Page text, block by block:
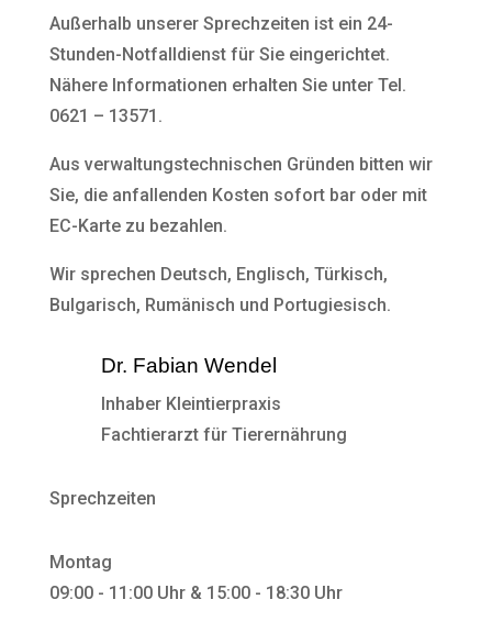
Außerhalb unserer Sprechzeiten ist ein 24-
Stunden-Notfalldienst für Sie eingerichtet.
Nähere Informationen erhalten Sie unter Tel.
0621 – 13571.
Aus verwaltungstechnischen Gründen bitten wir
Sie, die anfallenden Kosten sofort bar oder mit
EC-Karte zu bezahlen.
Wir sprechen Deutsch, Englisch, Türkisch,
Bulgarisch, Rumänisch und Portugiesisch.
Dr. Fabian Wendel
Inhaber Kleintierpraxis
Fachtierarzt für Tierernährung
Sprechzeiten
Montag
09:00 - 11:00 Uhr & 15:00 - 18:30 Uhr